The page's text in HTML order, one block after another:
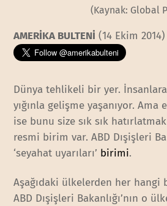
(Kaynak: Global
AMERİKA BULTENİ (14 Ekim 2014)
Dünya tehlikeli bir yer.
yığınla gelişme yaşanıyor. Ama
ise bunu size sık sık
resmi birim var. ABD Dışişleri
‘seyahat uyarıları’ birimi.
Aşağıdaki ülkelerden her hangi
ABD Dışişleri Bakanlığı’nın o